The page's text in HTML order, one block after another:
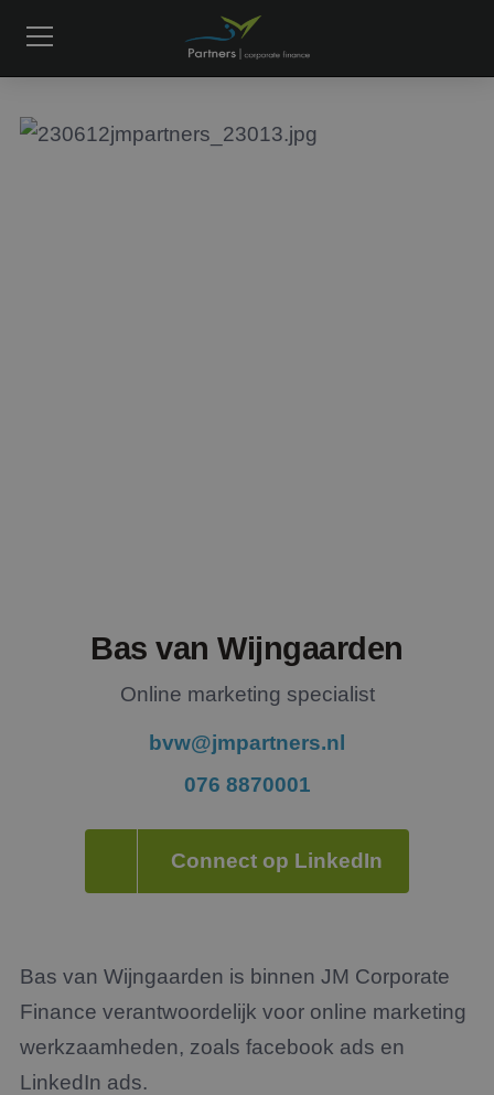
Bas van Wijngaarden
Online marketing specialist
bvw@jmpartners.nl
076 8870001
Connect op LinkedIn
Bas van Wijngaarden is binnen JM Corporate
Finance verantwoordelijk voor online marketing
werkzaamheden, zoals facebook ads en
LinkedIn ads.